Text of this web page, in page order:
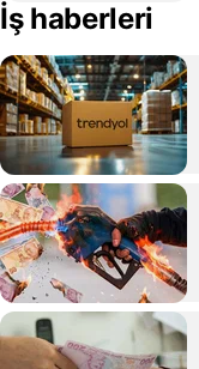
İş haberleri